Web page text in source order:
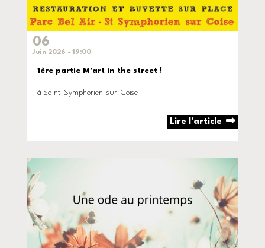
06
Juin 2026 - 19:00
1ère partie M'art in the street !
à Saint-Symphorien-sur-Coise
Lire l'article